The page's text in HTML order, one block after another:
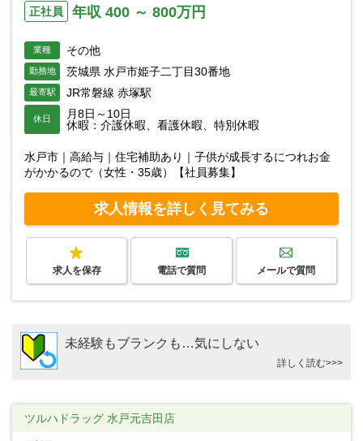
正社員 年収 400 ～ 800万円
業種 その他
勤務地 茨城県 水戸市姫子二丁目30番地
最寄駅 JR常磐線 赤塚駅
休日
月8日～10日
休暇：介護休暇、看護休暇、特別休暇
水戸市｜高給与｜住宅補助あり｜子供が成長するにつれお金
がかかるので（女性・35歳）【社員募集】
求人情報を詳しく見てみる
求人を保存 電話で質問 メールで質問
未経験もブランクも…気にしない
詳しく読む>>>
ツルハドラッグ 水戸元吉田店